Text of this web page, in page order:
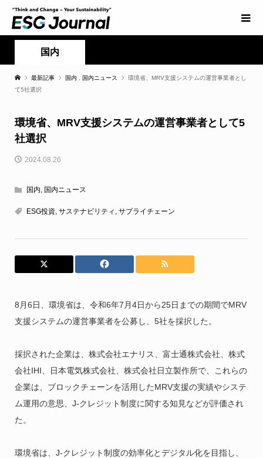
国内
最新記事 国内 国内ニュース
環境省、MRV支援システムの運営事業者とし
て5社選択
環境省、MRV支援システムの運営事業者として5
社選択
2024.08.26
国内, 国内ニュース
ESG投資, サステナビリティ , サプライチェーン
8月6日、環境省は、令和6年7月4日から25日までの期間でMRV
支援システムの運営事業者を公募し、5社を採択した。
採択された企業は、株式会社エナリス、富士通株式会社、株式
会社IHI、日本電気株式会社、株式会社日立製作所で、これらの
企業は、ブロックチェーンを活用したMRV支援の実績やシステ
ム運用の意思、J-クレジット制度に関する知見などが評価され
た。
環境省は、J-クレジット制度の効率化とデジタル化を目指し、